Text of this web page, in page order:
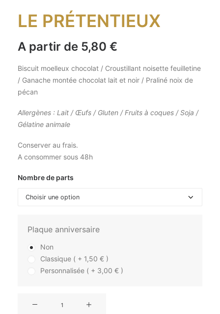
LE PRÉTENTIEUX
A partir de 5,80 €
Biscuit moelleux chocolat / Croustillant noisette feuilletine
/ Ganache montée chocolat lait et noir / Praliné noix de
pécan
Allergènes : Lait / Œufs / Gluten / Fruits à coques / Soja /
Gélatine animale
Conserver au frais.
A consommer sous 48h
Nombre de parts
Plaque anniversaire
Non
Classique ( + 1,50 € )
Personnalisée ( + 3,00 € )